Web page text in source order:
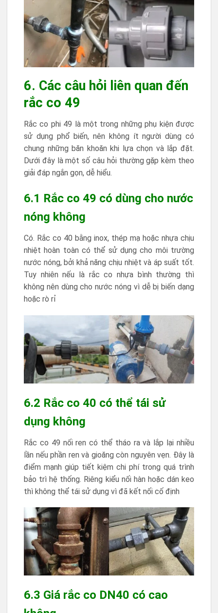
6. Các câu hỏi liên quan đến
rắc co 49
Rắc co phi 49 là một trong những phụ kiện được
sử dụng phổ biến, nên không ít người dùng có
chung những băn khoăn khi lựa chọn và lắp đặt.
Dưới đây là một số câu hỏi thường gặp kèm theo
giải đáp ngắn gọn, dễ hiểu.
6.1 Rắc co 49 có dùng cho nước
nóng không
Có. Rắc co 40 bằng inox, thép mạ hoặc nhựa chịu
nhiệt hoàn toàn có thể sử dụng cho môi trường
nước nóng, bởi khả năng chịu nhiệt và áp suất tốt.
Tuy nhiên nếu là rắc co nhựa bình thường thì
không nên dùng cho nước nóng vì dễ bị biến dạng
hoặc rò rỉ
6.2 Rắc co 40 có thể tái sử
dụng không
Rắc co 49 nối ren có thể tháo ra và lắp lại nhiều
lần nếu phần ren và gioăng còn nguyên vẹn. Đây là
điểm mạnh giúp tiết kiệm chi phí trong quá trình
bảo trì hệ thống. Riêng kiểu nối hàn hoặc dán keo
thì không thể tái sử dụng vì đã kết nối cố định
6.3 Giá rắc co DN40 có cao